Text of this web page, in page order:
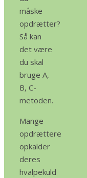
måske
opdrætter?
Så kan
det være
du skal
bruge A,
B, C-
metoden.
Mange
opdrættere
opkalder
deres
hvalpekuld